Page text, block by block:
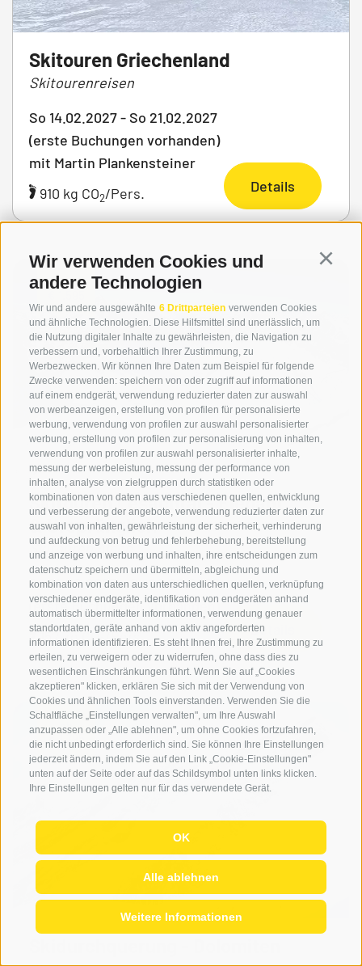
Wir verwenden Cookies und
andere Technologien
Wir und andere ausgewählte 6 Drittparteien verwenden Cookies
und ähnliche Technologien. Diese Hilfsmittel sind unerlässlich, um
die Nutzung digitaler Inhalte zu gewährleisten, die Navigation zu
verbessern und, vorbehaltlich Ihrer Zustimmung, zu
Werbezwecken. Wir können Ihre Daten zum Beispiel für folgende
Zwecke verwenden: speichern von oder zugriff auf informationen
auf einem endgerät, verwendung reduzierter daten zur auswahl
von werbeanzeigen, erstellung von profilen für personalisierte
werbung, verwendung von profilen zur auswahl personalisierter
werbung, erstellung von profilen zur personalisierung von inhalten,
verwendung von profilen zur auswahl personalisierter inhalte,
messung der werbeleistung, messung der performance von
inhalten, analyse von zielgruppen durch statistiken oder
kombinationen von daten aus verschiedenen quellen, entwicklung
und verbesserung der angebote, verwendung reduzierter daten zur
auswahl von inhalten, gewährleistung der sicherheit, verhinderung
und aufdeckung von betrug und fehlerbehebung, bereitstellung
und anzeige von werbung und inhalten, ihre entscheidungen zum
datenschutz speichern und übermitteln, abgleichung und
kombination von daten aus unterschiedlichen quellen, verknüpfung
verschiedener endgeräte, identifikation von endgeräten anhand
automatisch übermittelter informationen, verwendung genauer
standortdaten, geräte anhand von aktiv angeforderten
informationen identifizieren. Es steht Ihnen frei, Ihre Zustimmung zu
erteilen, zu verweigern oder zu widerrufen, ohne dass dies zu
wesentlichen Einschränkungen führt. Wenn Sie auf „Cookies
akzeptieren" klicken, erklären Sie sich mit der Verwendung von
Cookies und ähnlichen Tools einverstanden. Verwenden Sie die
Schaltfläche „Einstellungen verwalten", um Ihre Auswahl
anzupassen oder „Alle ablehnen", um ohne Cookies fortzufahren,
die nicht unbedingt erforderlich sind. Sie können Ihre Einstellungen
jederzeit ändern, indem Sie auf den Link „Cookie-Einstellungen"
unten auf der Seite oder auf das Schildsymbol unten links klicken.
Ihre Einstellungen gelten nur für das verwendete Gerät.
OK
Alle ablehnen
Weitere Informationen
Skitouren Griechenland
Skitourenreisen
So 14.02.2027 - So 21.02.2027
(erste Buchungen vorhanden)
mit Martin Plankensteiner
910 kg CO2/Pers. Details
ab
Skitouren Lesachtal - Elegant
& Ursprünglich
Skitouren Alpen
So 14.02.2027 - Sa 20.02.2027
(erste Buchungen vorhanden)
152 kg CO2/Pers. Details
ab
€ 1.795